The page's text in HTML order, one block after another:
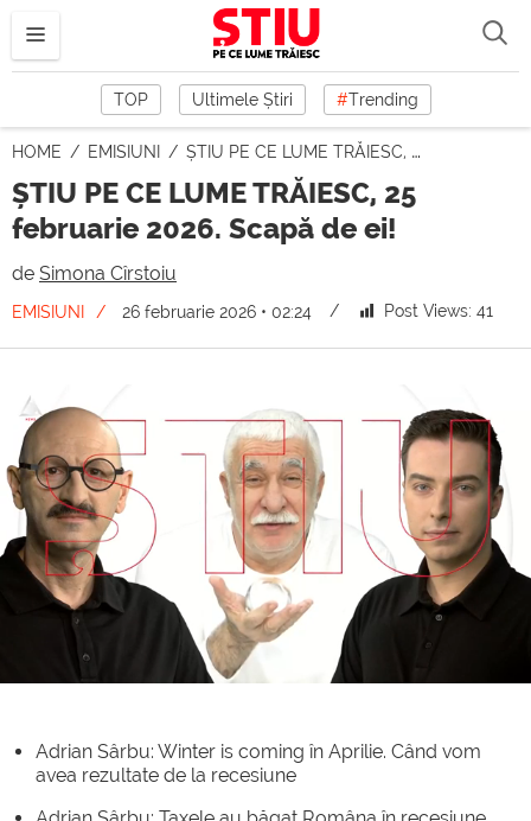
TOP Ultimele Știri #Trending
HOME EMISIUNI ȘTIU PE CE LUME TRĂIESC, 25 februarie 2026. Scapă de ei!
ȘTIU PE CE LUME TRĂIESC, 25
februarie 2026. Scapă de ei!
de Simona Cîrstoiu
EMISIUNI 26 februarie 2026 • 02:24 Post Views: 41
0.66%
Adrian Sârbu: Winter is coming în Aprilie. Când vom
avea rezultate de la recesiune